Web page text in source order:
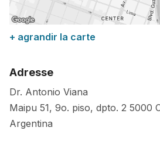
+ agrandir la carte
Adresse
Dr. Antonio Viana
Maipu 51, 9o. piso, dpto. 2 5000
Argentina